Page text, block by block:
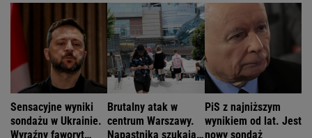
Sensacyjne wyniki
sondażu w Ukrainie.
Wyraźny faworyt
Brutalny atak w
centrum Warszawy.
Napastnika szukają
PiS z najniższym
wynikiem od lat. Jest
nowy sondaż